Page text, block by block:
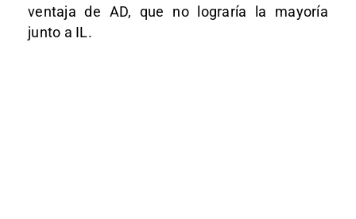
ventaja de AD, que no lograría la mayoría
junto a IL.